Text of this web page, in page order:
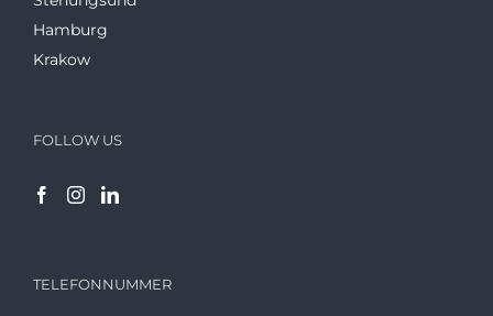
Hamburg
Krakow
FOLLOW US
TELEFONNUMMER